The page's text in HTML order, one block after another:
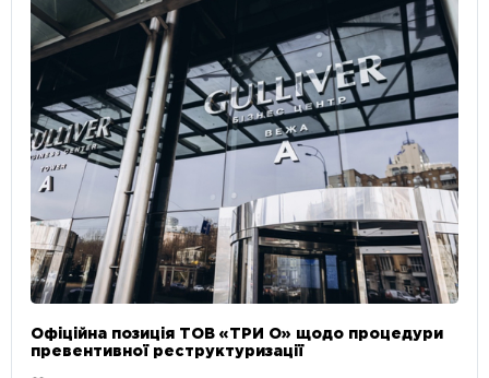
Офіційна позиція ТОВ «ТРИ О» щодо процедури
превентивної реструктуризації